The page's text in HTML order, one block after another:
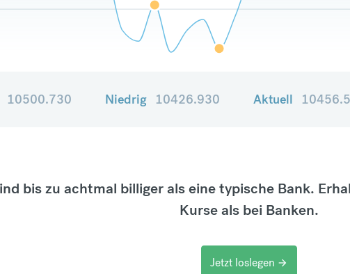
10500.730 Niedrig 10426.930 Aktuell
bis zu achtmal billiger als eine typische Bank.
Kurse als bei Banken.
Jetzt loslegen arrow_forward